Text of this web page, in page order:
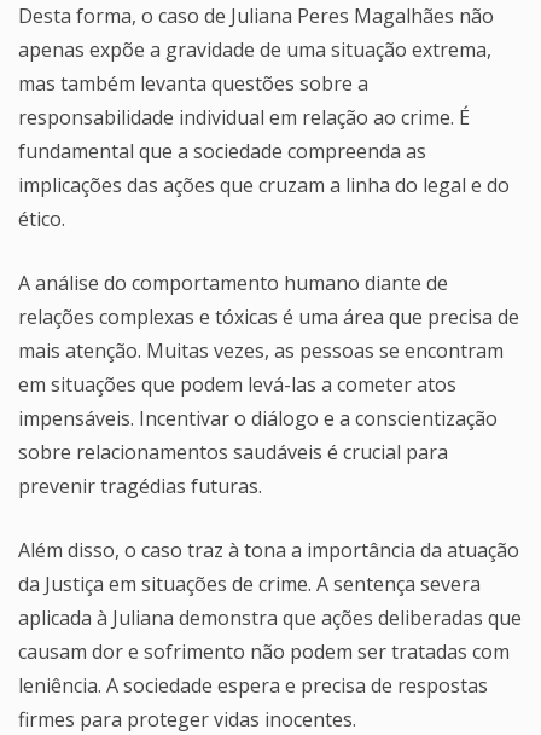
Desta forma, o caso de Juliana Peres Magalhães não
apenas expõe a gravidade de uma situação extrema,
mas também levanta questões sobre a
responsabilidade individual em relação ao crime. É
fundamental que a sociedade compreenda as
implicações das ações que cruzam a linha do legal e do
ético.
A análise do comportamento humano diante de
relações complexas e tóxicas é uma área que precisa de
mais atenção. Muitas vezes, as pessoas se encontram
em situações que podem levá-las a cometer atos
impensáveis. Incentivar o diálogo e a conscientização
sobre relacionamentos saudáveis é crucial para
prevenir tragédias futuras.
Além disso, o caso traz à tona a importância da atuação
da Justiça em situações de crime. A sentença severa
aplicada à Juliana demonstra que ações deliberadas que
causam dor e sofrimento não podem ser tratadas com
leniência. A sociedade espera e precisa de respostas
firmes para proteger vidas inocentes.